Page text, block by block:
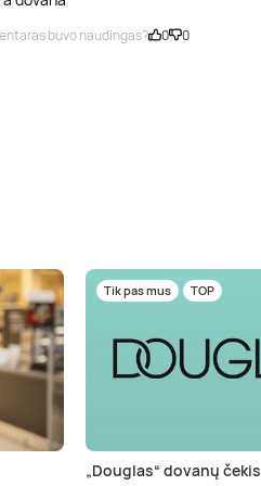
buvo naudingas? 0 0
Tik pas mus TOP
„Douglas“ dovanų čekis